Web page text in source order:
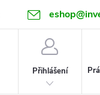
Přihlášení